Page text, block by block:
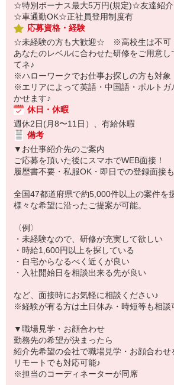
☆特別ボーナス最大5万円(規定)☆友達紹介
☆車通勤OK☆正社員登用制度有
応募資格・経験
☆未経験の方も大歓迎☆ ※高校生は不可
あなたのレベルに合わせた研修をご用意し
てネ♪
※ハローワークでお仕事お探しの方も対象
※エリアによって英語・中国語・ポルトガ
かせます♪
休日・休暇
週休2日(月8〜11日）、有給休暇
備考
▼お仕事紹介先のご案内
ご応募を頂いた後にスマホでWEB面接！
履歴書不要・私服OK・即日での登録面接
全国47都道府県で約5,000件以上の案件を
様々な希望に沿ったご提案が可能。
〈例〉
・未経験なので、研修が充実して欲しい
・時給1,600円以上を探している
・自宅からなるべく近くが良い
・入社開始日を相談出来る先が良い
など、面接時にお気軽に相談ください♪
※経験が有る方は土日休み・時短等も相談
▼職場見学・お顔合わせ
勤務先の希望が決まったら
紹介先希望の会社で職場見学・お顔合わせ
リモートでも対応可能♪
※担当のコーディネーターが同席